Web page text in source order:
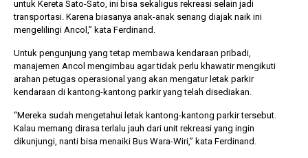
untuk Kereta Sato-Sato, ini bisa sekaligus rekreasi selain jadi
transportasi. Karena biasanya anak-anak senang diajak naik ini
mengelilingi Ancol,” kata Ferdinand.
Untuk pengunjung yang tetap membawa kendaraan pribadi,
manajemen Ancol mengimbau agar tidak perlu khawatir mengikuti
arahan petugas operasional yang akan mengatur letak parkir
kendaraan di kantong-kantong parkir yang telah disediakan.
“Mereka sudah mengetahui letak kantong-kantong parkir tersebut.
Kalau memang dirasa terlalu jauh dari unit rekreasi yang ingin
dikunjungi, nanti bisa menaiki Bus Wara-Wiri,” kata Ferdinand.